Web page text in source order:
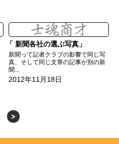
新聞各社の選ぶ写真
新聞って記者クラブの影響で同じ写
真、そして同じ文章の記事が別の新
聞...
2012年11月18日
>